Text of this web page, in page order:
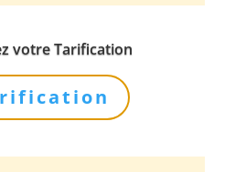
votre Tarification